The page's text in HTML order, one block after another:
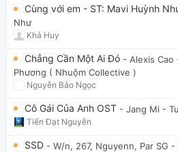
Tắt quảng cáo
Cùng với em - ST: Mavi Huỳnh
Như
Khả Huy
Chẳng Cần Một Ai Đó - Alexis Cao
Phương ( Nhuộm Collective )
Nguyễn Bảo Ngọc
Cô Gái Của Anh OST - Jang Mi -
Tiến Đạt Nguyễn
SSD - W/n, 267, Nguyenn, Par SG -